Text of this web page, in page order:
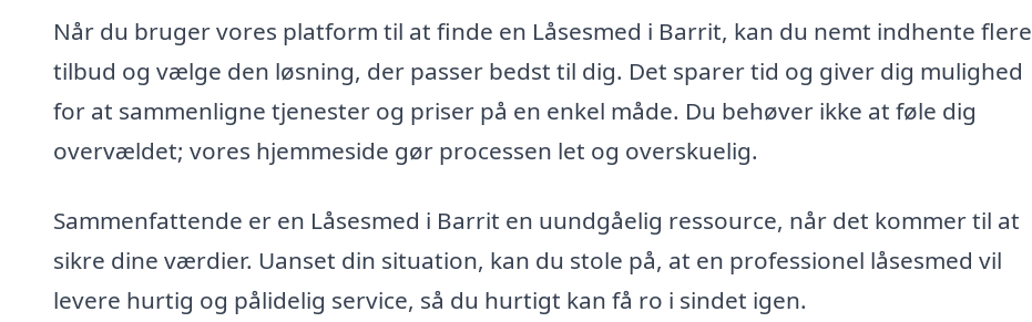
Når du bruger vores platform til at finde en Låsesmed i Barrit, kan du nemt indhente flere
tilbud og vælge den løsning, der passer bedst til dig. Det sparer tid og giver dig mulighed
for at sammenligne tjenester og priser på en enkel måde. Du behøver ikke at føle dig
overvældet; vores hjemmeside gør processen let og overskuelig.
Sammenfattende er en Låsesmed i Barrit en uundgåelig ressource, når det kommer til at
sikre dine værdier. Uanset din situation, kan du stole på, at en professionel låsesmed vil
levere hurtig og pålidelig service, så du hurtigt kan få ro i sindet igen.